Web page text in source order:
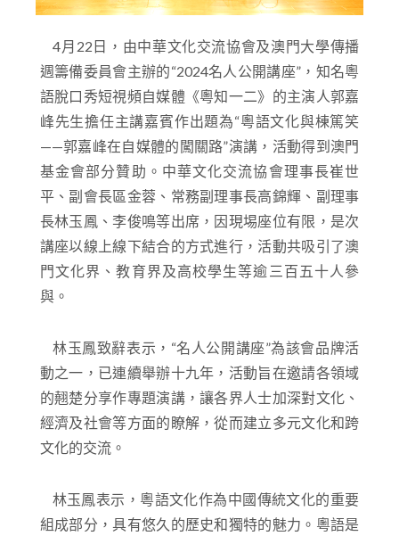
4月22日，由中華文化交流協會及澳門大學傳播
週籌備委員會主辦的“2024名人公開講座”，知名粵
語脫口秀短視頻自媒體《粵知一二》的主演人郭嘉
峰先生擔任主講嘉賓作出題為“粵語文化與棟篤笑
——郭嘉峰在自媒體的闖關路”演講，活動得到澳門
基金會部分贊助。中華文化交流協會理事長崔世
平、副會長區金蓉、常務副理事長高錦輝、副理事
長林玉鳳、李俊鳴等出席，因現埸座位有限，是次
講座以線上線下結合的方式進行，活動共吸引了澳
門文化界、教育界及高校學生等逾三百五十人參
與。
林玉鳳致辭表示，“名人公開講座”為該會品牌活
動之一，已連續舉辦十九年，活動旨在邀請各領域
的翹楚分享作專題演講，讓各界人士加深對文化、
經濟及社會等方面的瞭解，從而建立多元文化和跨
文化的交流。
林玉鳳表示，粵語文化作為中國傳統文化的重要
組成部分，具有悠久的歷史和獨特的魅力。粵語是